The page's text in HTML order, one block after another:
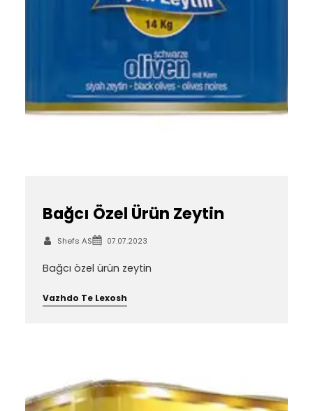
Bağcı Özel Ürün Zeytin
Shefs AS 07.07.2023
Bağcı özel ürün zeytin
Vazhdo Te Lexosh